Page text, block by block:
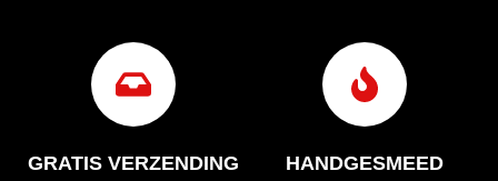
GRATIS VERZENDING HANDGESMEED